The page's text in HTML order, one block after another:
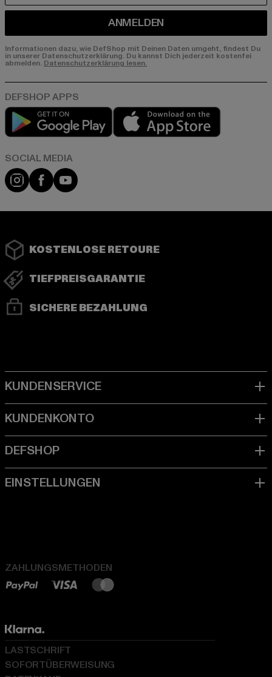
ANMELDEN
Informationen dazu, wie DefShop mit Deinen Daten umgeht, findest Du
in unserer Datenschutzerklärung. Du kannst Dich jederzeit kostenfei
abmelden. Datenschutzerklärung lesen.
Play market
Instagram
FacebookYouTube
KOSTENLOSE RETOURE
TIEFPREISGARANTIE
SICHERE BEZAHLUNG
ZAHLUNGSMETHODEN
LASTSCHRIFT
SOFORTÜBERWEISUNG